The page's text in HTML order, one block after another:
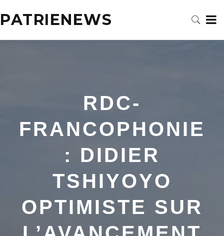
PATRIENEWS
RDC-
FRANCOPHONIE
: DIDIER
TSHIYOYO
OPTIMISTE SUR